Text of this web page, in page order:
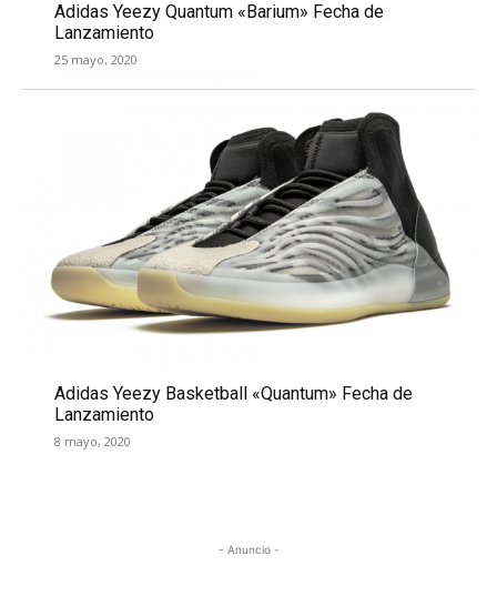
Adidas Yeezy Quantum «Barium» Fecha de
Lanzamiento
25 mayo, 2020
Adidas Yeezy Basketball «Quantum» Fecha de
Lanzamiento
8 mayo, 2020
- Anuncio -